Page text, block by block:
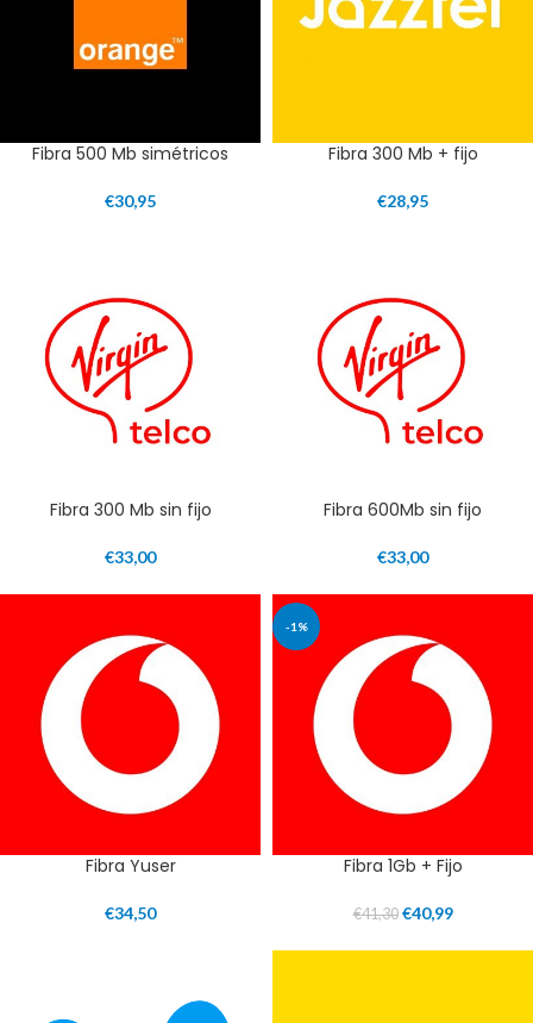
Fibra 500 Mb simétricos
€30,95
Fibra 300 Mb + fijo
€28,95
Fibra 300 Mb sin fijo
€33,00
Fibra 600Mb sin fijo
€33,00
Fibra Yuser
€34,50
-1%
Fibra 1Gb + Fijo
€41,30 €40,99